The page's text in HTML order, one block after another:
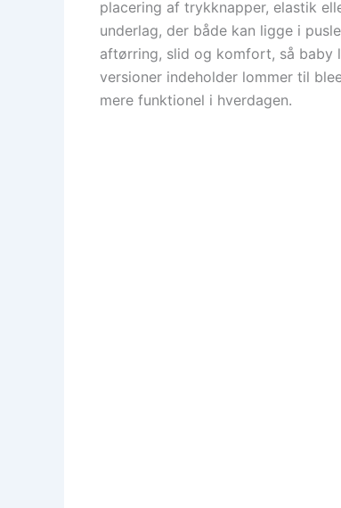
placering af trykknapper, elastik
underlag, der både kan ligge i
aftørring, slid og komfort, så baby
versioner indeholder lommer til
mere funktionel i hverdagen.